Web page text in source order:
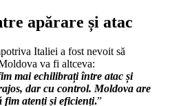
apărare și atac
Italiei a fost nevoit să
va fi altceva:
mai echilibrați între atac și
dar cu control. Moldova are
fim atenți și eficienți.”